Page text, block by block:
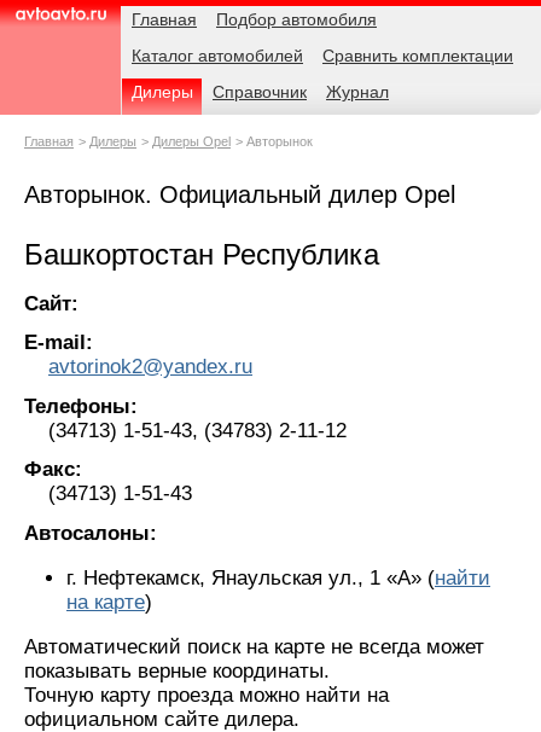
AvtoAvto.ru
Навигация Главная
Подбор автомобиля
Каталог автомобилей
Сравнить комплектации
Дилеры
Справочник Журнал
Родительские
Главная Дилеры Дилеры Opel Авторынок
Авторынок. Официальный дилер Opel
Башкортостан Республика
Сайт:
E-mail:
avtorinok2@yandex.ru
Телефоны:
(34713) 1-51-43, (34783) 2-11-12
Факс:
(34713) 1-51-43
Автосалоны:
г. Нефтекамск, Янаульская ул., 1 «А» (найти
на карте)
Автоматический поиск на карте не всегда может
показывать верные координаты.
Точную карту проезда можно найти на
официальном сайте дилера.